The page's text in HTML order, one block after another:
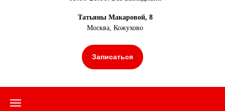
Татьяны Макаровой, 8
Москва, Кожухово
Записаться